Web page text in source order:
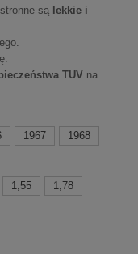
są lekkie i
TUV na
1967 1968
1,55 1,78